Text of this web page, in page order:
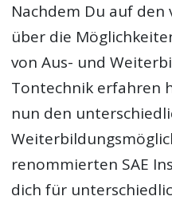
Nachdem Du auf den
über die
von Aus- und
Tontechnik erfahren
nun den
renommierten SAE
dich für